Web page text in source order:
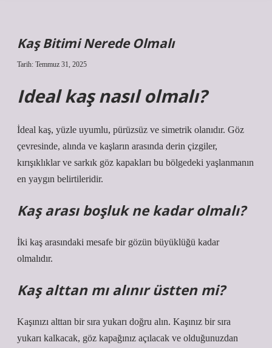
Kaş Bitimi Nerede Olmalı
Tarih: Temmuz 31, 2025
Ideal kaş nasıl olmalı?
İdeal kaş, yüzle uyumlu, pürüzsüz ve simetrik olanıdır. Göz
çevresinde, alında ve kaşların arasında derin çizgiler,
kırışıklıklar ve sarkık göz kapakları bu bölgedeki yaşlanmanın
en yaygın belirtileridir.
Kaş arası boşluk ne kadar olmalı?
İki kaş arasındaki mesafe bir gözün büyüklüğü kadar
olmalıdır.
Kaş alttan mı alınır üstten mi?
Kaşınızı alttan bir sıra yukarı doğru alın. Kaşınız bir sıra
yukarı kalkacak, göz kapağınız açılacak ve olduğunuzdan